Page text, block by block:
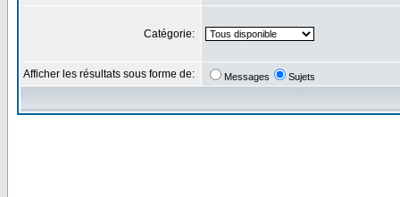
Catégorie:
Afficher les résultats sous forme de: Messages Sujets